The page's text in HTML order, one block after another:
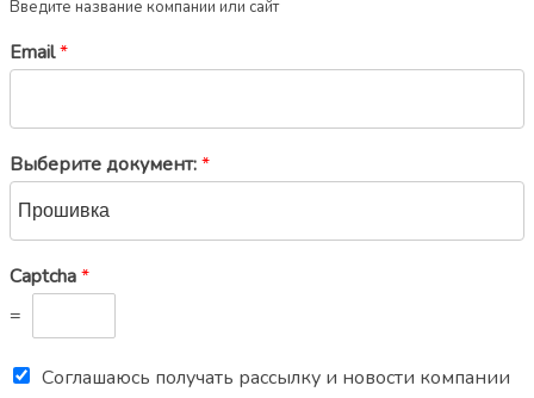
Введите название компании или сайт
Email*
Выберите документ:*
Captcha*
=
Соглашаюсь получать рассылку и новости компании